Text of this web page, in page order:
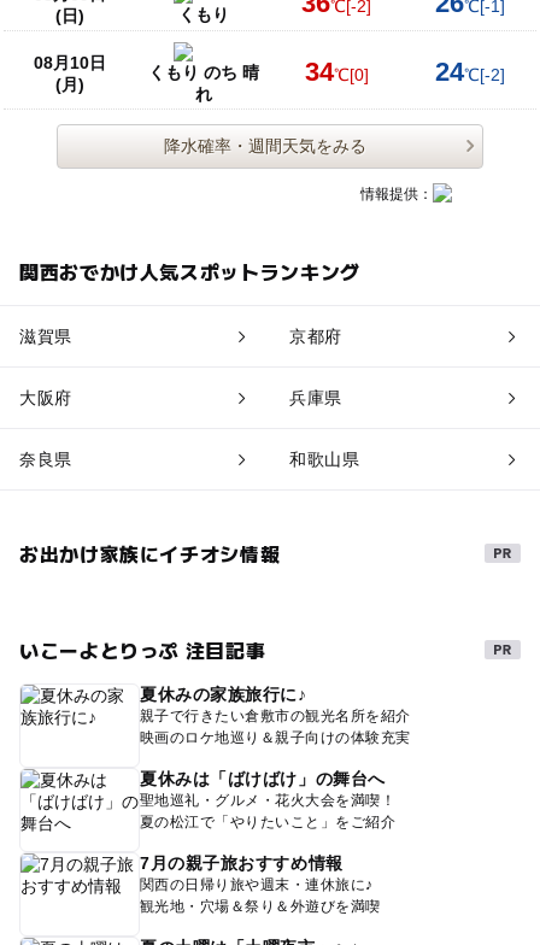
(日)
くもり ℃[-2] ℃[-1]
08月10日
(月)
くもり のち 晴
れ
34℃[0] 24℃[-2]
降水確率・週間天気をみる
情報提供：
関西おでかけ人気スポットランキング
滋賀県 京都府
大阪府 兵庫県
奈良県 和歌山県
お出かけ家族にイチオシ情報
いこーよとりっぷ 注目記事
夏休みの家族旅行に♪
親子で行きたい倉敷市の観光名所を紹介
映画のロケ地巡り＆親子向けの体験充実
夏休みは「ばけばけ」の舞台へ
聖地巡礼・グルメ・花火大会を満喫！
夏の松江で「やりたいこと」をご紹介
7月の親子旅おすすめ情報
関西の日帰り旅や週末・連休旅に♪
観光地・穴場＆祭り＆外遊びを満喫